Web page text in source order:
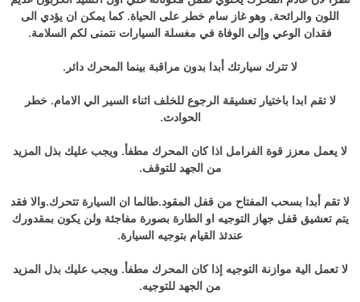
اللون والرائحة, وهو غاز سام خطر على الحياة. كما يمكن ان يؤدي الى
فقدان الوعي وإلى الوفاة في مغسلة السيارات نتمنى لكم السلامة.
لا تترك سيارتك أبدا بدون مراقبة بينما المحرك دائر.
لا تقم ابدا باختيار تعشيقة الرجوع للخلف اثناء السير الي الامام. خطر
الحوادث.
لا يعمل معزز قوة الفرامل اذا كان المحرك مطفأ. ويجب عليك بذل المزيد
من الجهد للتوقف.
لا تقم أبدا بسحب المفتاح من قفل المقود.طالما ان السيارة تتحرك.والا فقد
يتم تعشيق قفل جهاز التوجيه او الطارة بصورة مفاجئة ولن يكون بمقدورك
عندئذ القيام بتوجيه السيارة.
لا تعمل الية موازنة التوجيه إذا كان المحرك مطفأ. ويجب عليك بذل المزيد
من الجهد للتوجيه.